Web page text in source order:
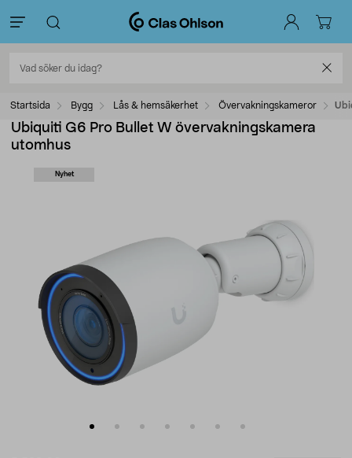
Startsida Bygg Lås & hemsäkerhet Övervakningskameror
Ubiquiti G6 Pro Bullet W övervakningskamera
utomhus
Nyhet